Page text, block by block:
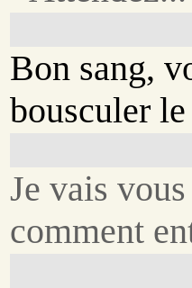
Bon sang,
bousculer
Je vais
comment